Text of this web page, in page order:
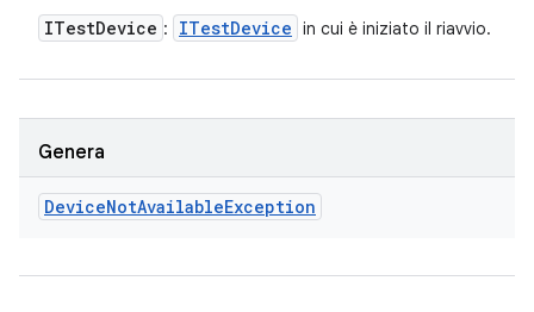
ITestDevice : ITestDevice in cui è iniziato il riavvio.
Genera
DeviceNotAvailableException